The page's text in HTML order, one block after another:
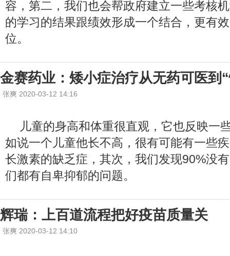
容，第二，我们也会帮政府建立一些考核
的学习的结果跟绩效形成一个结合，更有
位。
金赛药业：矮小症治疗从无药可医到
张爽 2020-03-12 14:16
儿童的身高和体重很直观，它也反映一
如说一个儿童他长不高，很有可能有一些
长激素的缺乏症，其次，我们发现90%没
们都有自卑抑郁的问题。
辉瑞：上百道流程把好疫苗质量关
张爽 2020-03-12 14:10